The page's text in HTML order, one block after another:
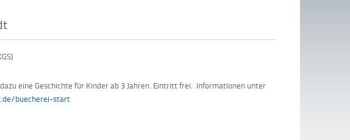
eine Geschichte für Kinder ab 3 Jahren. Eintritt frei. Informationen unter
buecherei-start